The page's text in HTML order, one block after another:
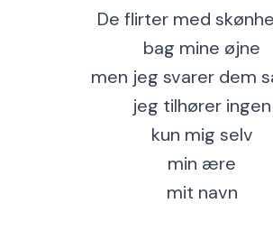
De flirter med
bag mine øjne
men jeg svarer dem
jeg tilhører ingen
kun mig selv
min ære
mit navn